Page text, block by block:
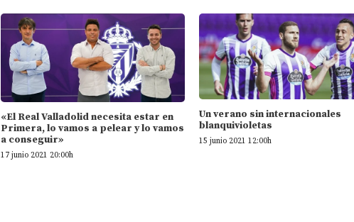
«El Real Valladolid necesita estar en
Primera, lo vamos a pelear y lo vamos
a conseguir»
17 junio 2021 20:00h
Un verano sin internacionales
blanquivioletas
15 junio 2021 12:00h